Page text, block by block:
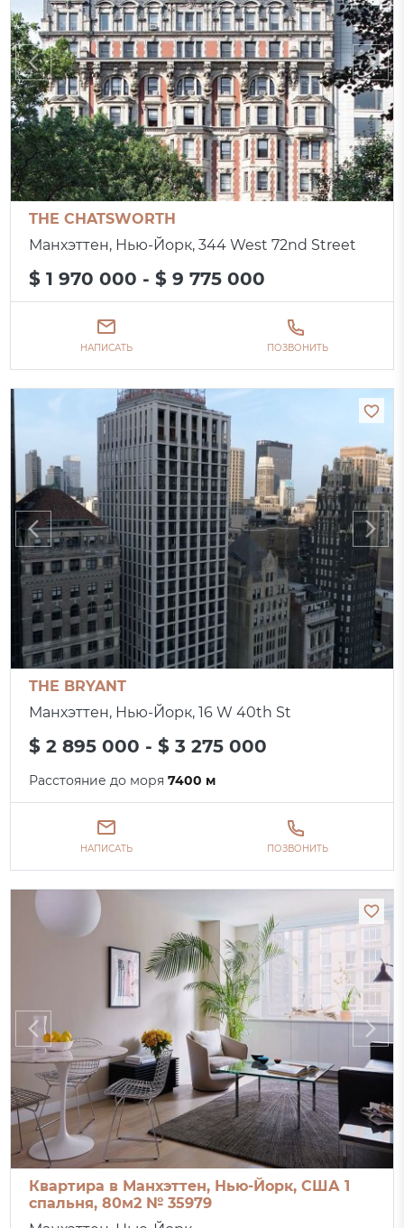
THE CHATSWORTH
Манхэттен, Нью-Йорк, 344 West 72nd Street
$ 1 970 000 - $ 9 775 000
НАПИСАТЬ ПОЗВОНИТЬ
THE BRYANT
Манхэттен, Нью-Йорк, 16 W 40th St
$ 2 895 000 - $ 3 275 000
Расстояние до моря7400 м
НАПИСАТЬ ПОЗВОНИТЬ
Квартира в Манхэттен, Нью-Йорк, США 1
спальня, 80м2 № 35979